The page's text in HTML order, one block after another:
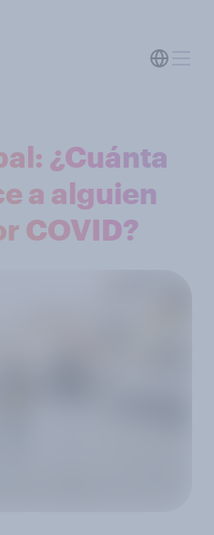
¿Cuánta
a alguien
COVID?